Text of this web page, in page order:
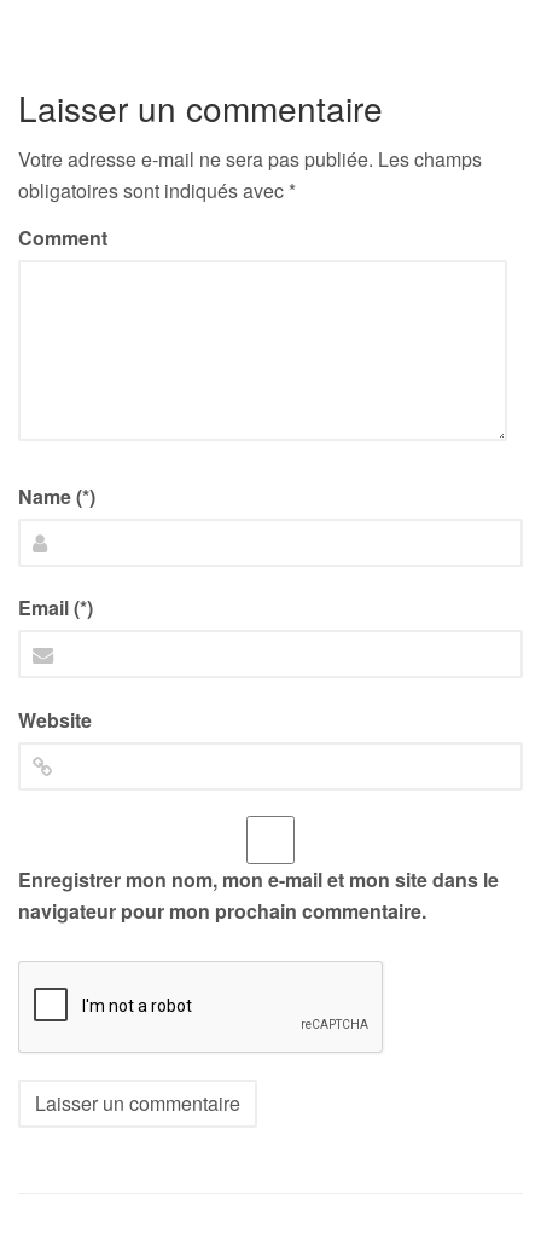
Laisser un commentaire
Votre adresse e-mail ne sera pas publiée. Les champs
obligatoires sont indiqués avec *
Comment
Name (*)
Email (*)
Website
Enregistrer mon nom, mon e-mail et mon site dans le
navigateur pour mon prochain commentaire.